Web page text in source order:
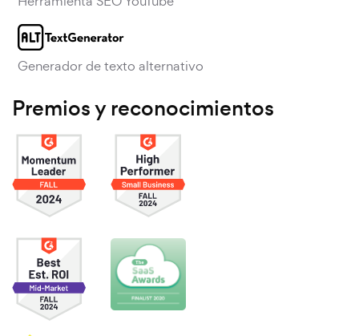
Generador de texto alternativo
Premios y reconocimientos